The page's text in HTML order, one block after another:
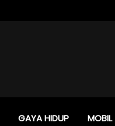
GAYA HIDUP MOBIL